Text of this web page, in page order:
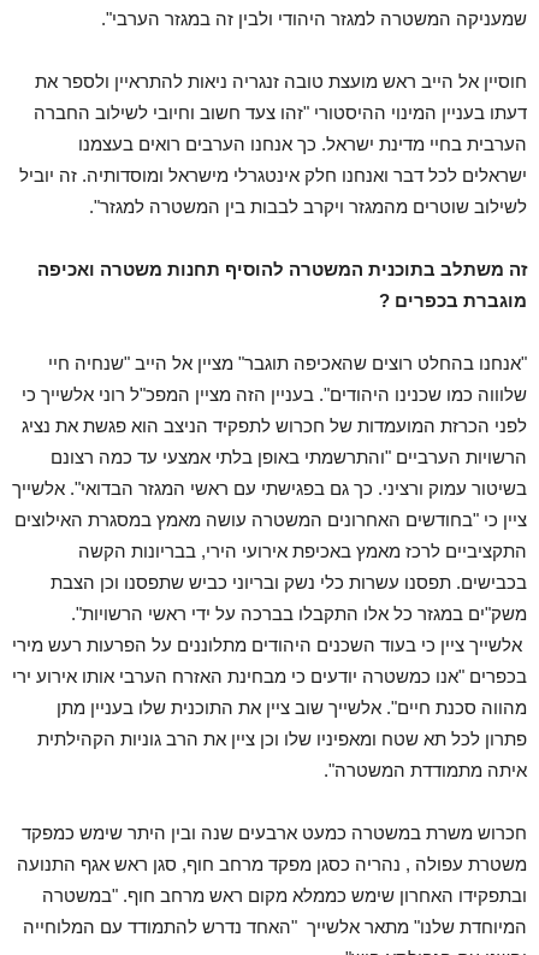
שמעניקה המשטרה למגזר היהודי ולבין זה במגזר הערבי".
חוסיין אל הייב ראש מועצת טובה זנגריה ניאות להתראיין ולספר את
דעתו בעניין המינוי ההיסטורי "זהו צעד חשוב וחיובי לשילוב החברה
הערבית בחיי מדינת ישראל. כך אנחנו הערבים רואים בעצמנו
ישראלים לכל דבר ואנחנו חלק אינטגרלי מישראל ומוסדותיה. זה יוביל
לשילוב שוטרים מהמגזר ויקרב לבבות בין המשטרה למגזר".
זה משתלב בתוכנית המשטרה להוסיף תחנות משטרה ואכיפה
מוגברת בכפרים ?
"אנחנו בהחלט רוצים שהאכיפה תוגבר" מציין אל הייב "שנחיה חיי
שלוווה כמו שכנינו היהודים". בעניין הזה מציין המפכ"ל רוני אלשייך כי
לפני הכרזת המועמדות של חכרוש לתפקיד הניצב הוא פגשת את נציג
הרשויות הערביים "והתרשמתי באופן בלתי אמצעי עד כמה רצונם
בשיטור עמוק ורציני. כך גם בפגישתי עם ראשי המגזר הבדואי". אלשייך
ציין כי "בחודשים האחרונים המשטרה עושה מאמץ במסגרת האילוצים
התקציביים לרכז מאמץ באכיפת אירועי הירי, בבריונות הקשה
בכבישים. תפסנו עשרות כלי נשק ובריוני כביש שתפסנו וכן הצבת
משק"ים במגזר כל אלו התקבלו בברכה על ידי ראשי הרשויות".
אלשייך ציין כי בעוד השכנים היהודים מתלוננים על הפרעות רעש מירי
בכפרים "אנו כמשטרה יודעים כי מבחינת האזרח הערבי אותו אירוע ירי
מהווה סכנת חיים". אלשייך שוב ציין את התוכנית שלו בעניין מתן
פתרון לכל תא שטח ומאפיניו שלו וכן ציין את הרב גוניות הקהילתית
איתה מתמודדת המשטרה".
חכרוש משרת במשטרה כמעט ארבעים שנה ובין היתר שימש כמפקד
משטרת עפולה , נהריה כסגן מפקד מרחב חוף, סגן ראש אגף התנועה
ובתפקידו האחרון שימש כממלא מקום ראש מרחב חוף. "במשטרה
המיוחדת שלנו" מתאר אלשייך "האחד נדרש להתמודד עם המלוחייה